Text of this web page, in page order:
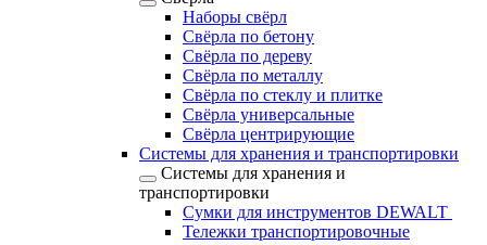
Наборы свёрл
Свёрла по бетону
Свёрла по дереву
Свёрла по металлу
Свёрла по стеклу и плитке
Свёрла универсальные
Свёрла центрирующие
Системы для хранения и транспортировки
Системы для хранения и
транспортировки
Сумки для инструментов DEWALT
Тележки транспортировочные